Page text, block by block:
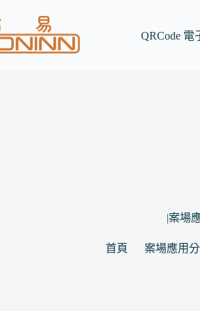
至
主
QRCode 電
|案場
首頁 案場應用